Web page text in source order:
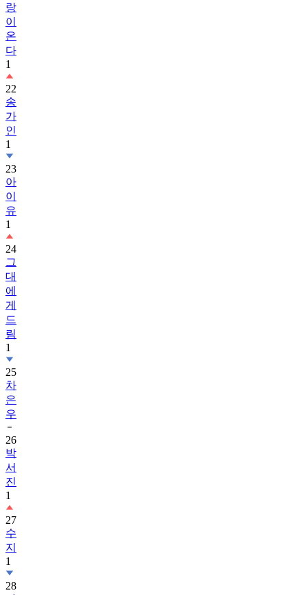
랑
이
온
다
1
22
송
가
인
1
23
아
이
유
1
24
그
대
에
게
드
림
1
25
차
은
우
26
박
서
진
1
27
수
지
1
28